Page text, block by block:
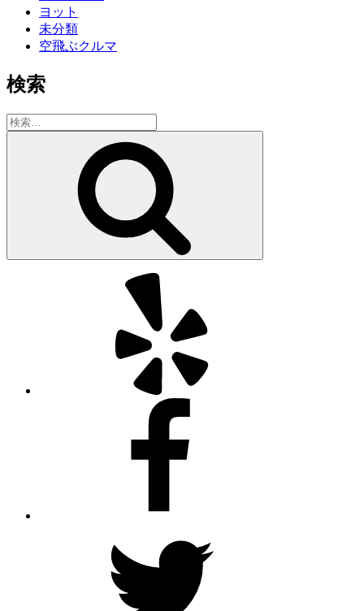
ヨット
未分類
空飛ぶクルマ
検索
検
索: